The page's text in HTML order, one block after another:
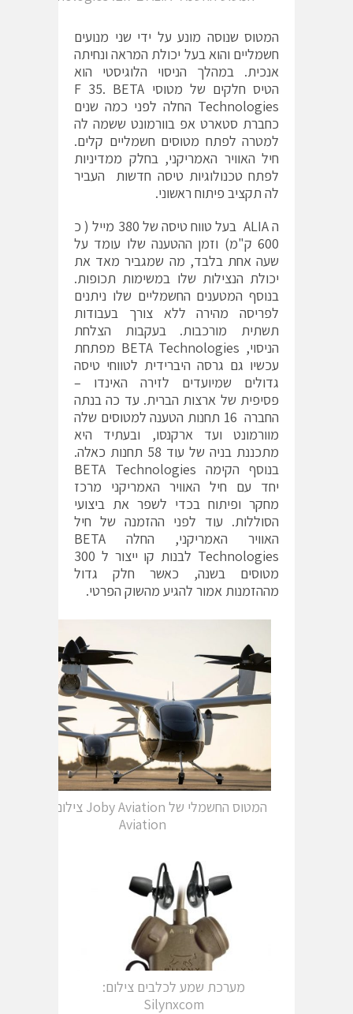
המטוס שנוסה מונע על ידי שני מנועים
חשמליים והוא בעל יכולת המראה ונחיתה
אנכית. במהלך הניסוי הלוגיסטי הוא
הטיס חלקים של מטוסי F 35. BETA
Technologies החלה לפני כמה שנים
כחברת סטארט אפ בוורמונט ששמה לה
למטרה לפתח מטוסים חשמליים קלים.
חיל האוויר האמריקני, בחלק ממדיניות
לפתח טכנולוגיות טיסה חדשות העביר
לה תקציב פיתוח ראשוני.
ה ALIA בעל טווח טיסה של 380 מייל ( כ
600 ק"מ) וזמן ההטענה שלו עומד על
שעה אחת בלבד, מה שמגביר מאד את
יכולת הנצילות שלו במשימות תכופות.
בנוסף המטענים החשמליים שלו ניתנים
לפריסה מהירה ללא צורך בעבודות
תשתית מורכבות. בעקבות הצלחת
הניסוי, BETA Technologies מפתחת
עכשיו גם גרסה היברידית לטווחי טיסה
גדולים שמיועדים לזירה האינדו –
פסיפית של ארצות הברית. עד כה בנתה
החברה 16 תחנות הטענה למטוסים שלה
מוורמונט ועד ארקנסו, ובעתיד היא
מתכננת בניה של עוד 58 תחנות כאלה.
בנוסף הקימה BETA Technologies
יחד עם חיל האוויר האמריקני מרכז
מחקר ופיתוח בכדי לשפר את ביצועי
הסוללות. עוד לפני ההזמנה של חיל
האוויר האמריקני, החלה BETA
Technologies לבנות קו ייצור ל 300
מטוסים בשנה, כאשר חלק גדול
מההזמנות אמור להגיע מהשוק הפרטי.
Aviation
מערכת שמע לכלבים צילום:
Silynxcom